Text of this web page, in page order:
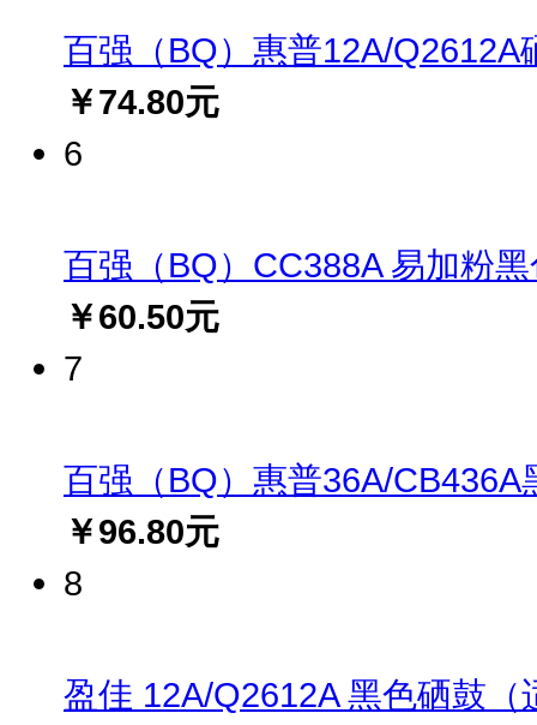
百强（BQ）惠普12A/
￥74.80元
6
百强（BQ）CC388A 易加粉
￥60.50元
7
百强（BQ）惠普36A/
￥96.80元
8
盈佳 12A/Q2612A 黑色硒鼓